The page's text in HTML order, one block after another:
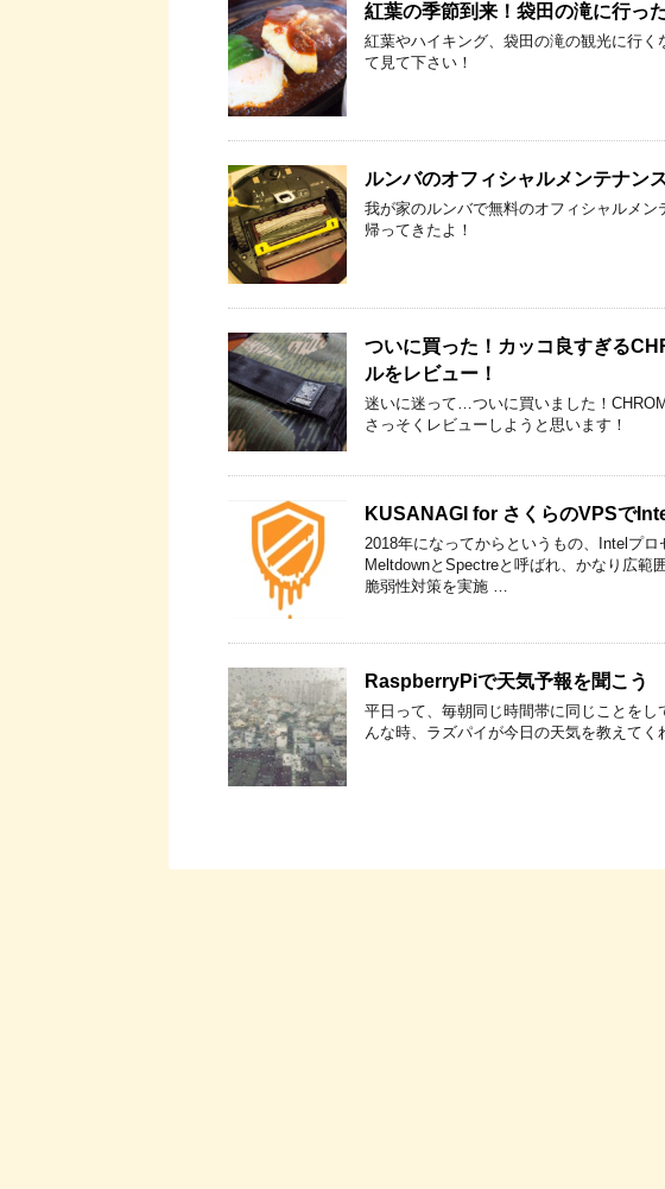
紅葉の季節到来！袋田の滝に行っ
紅葉やハイキング、袋田の滝の観光に行
て見て下さい！
ルンバのオフィシャルメンテナン
我が家のルンバで無料のオフィシャルメ
帰ってきたよ！
ついに買った！カッコ良すぎる
ルをレビュー！
迷いに迷って…ついに買いました！
さっそくレビューしようと思います！
KUSANAGI for さくらのVPSで
2018年になってからというもの、Intelプロ
MeltdownとSpectreと呼ばれ、かなり広範
脆弱性対策を実施 …
RaspberryPiで天気予報を聞こう
平日って、毎朝同じ時間帯に同じことを
んな時、ラズパイが今日の天気を教えてく